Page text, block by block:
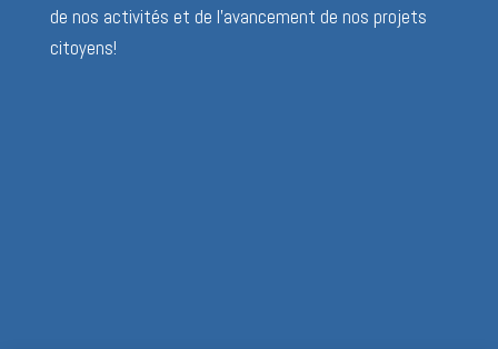
de nos activités et de l’avancement de nos projets
citoyens!